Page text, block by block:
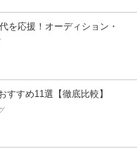
を応援！オーディション・
すすめ11選【徹底比較】